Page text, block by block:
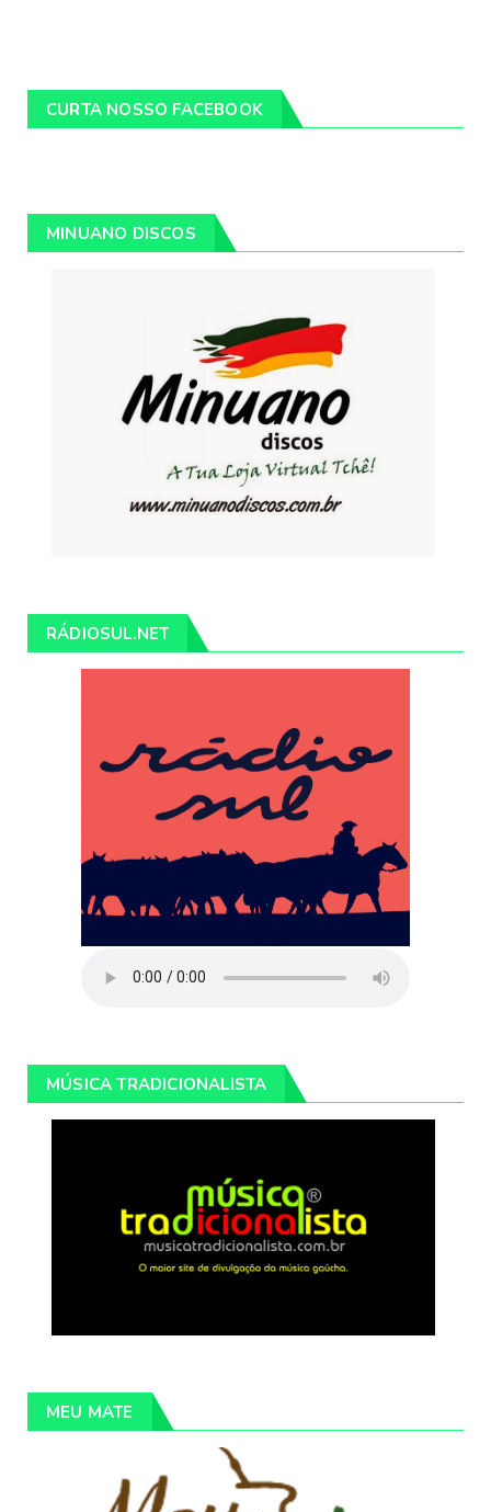
CURTA NOSSO FACEBOOK
MINUANO DISCOS
RÁDIOSUL.NET
MÚSICA TRADICIONALISTA
MEU MATE